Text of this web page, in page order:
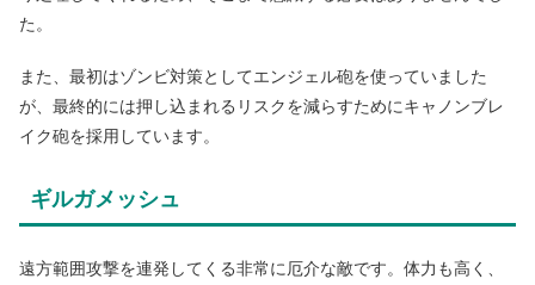
た。
また、最初はゾンビ対策としてエンジェル砲を使っていました
が、最終的には押し込まれるリスクを減らすためにキャノンブレ
イク砲を採用しています。
ギルガメッシュ
遠方範囲攻撃を連発してくる非常に厄介な敵です。体力も高く、